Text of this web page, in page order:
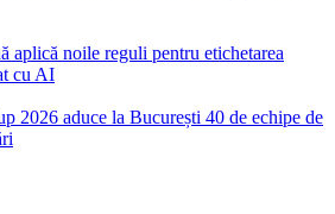
aplică noile reguli pentru etichetarea
cu AI
2026 aduce la București 40 de echipe de